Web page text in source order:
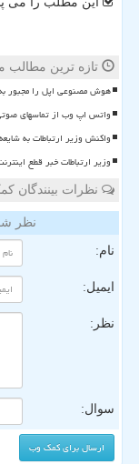
تازه ترین مطالب
هوش مصنوعی اپل را مجبور
واتس اپ وب از تماسهای
واکنش وزیر ارتباطات به
وزیر ارتباطات خبر قطع
نظرات بینندگان
نظر
نام:
ایمیل:
نظر:
سوال: